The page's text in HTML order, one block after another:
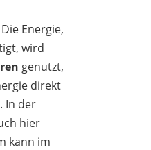
Energie,
wird
genutzt,
direkt
In der
hier
kann im